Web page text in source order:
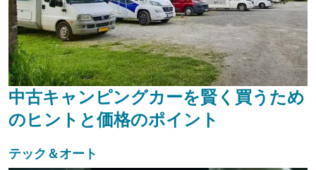
中古キャンピングカーを賢く買うため
のヒントと価格のポイント
テック＆オート